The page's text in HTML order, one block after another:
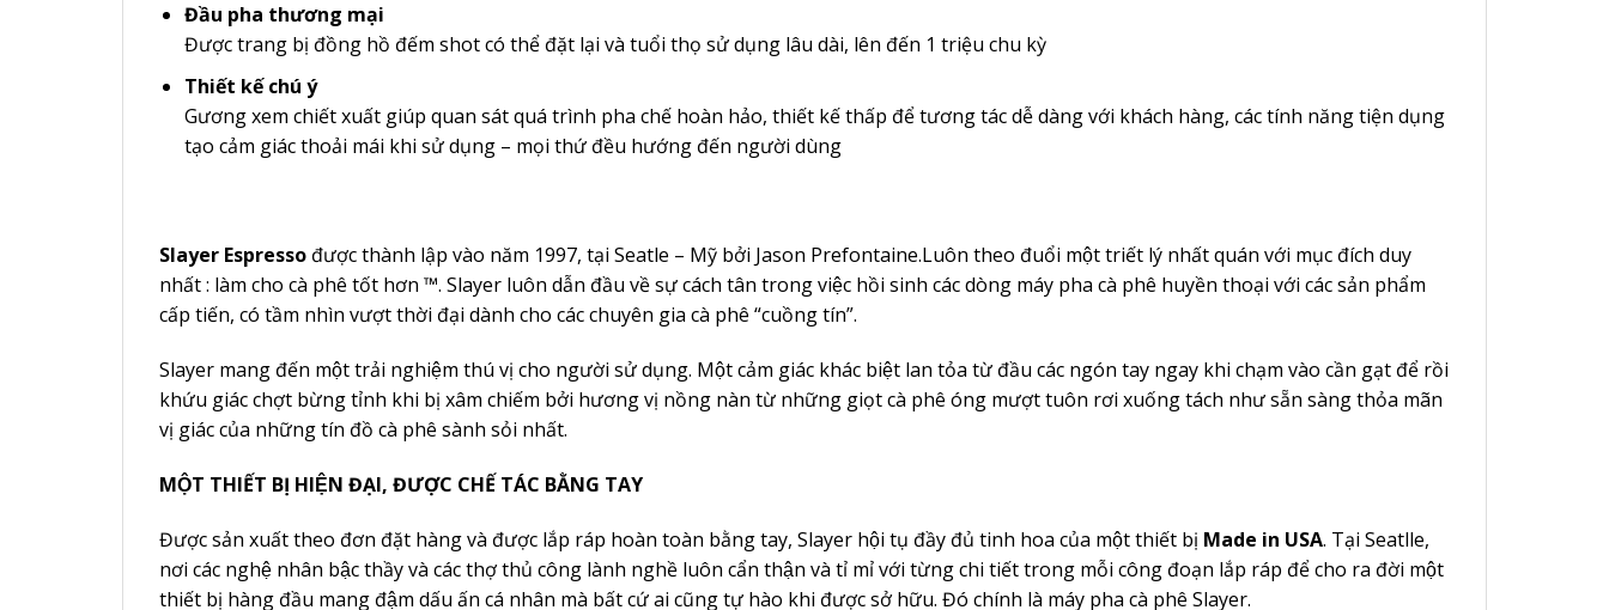
Đầu pha thương mại
Được trang bị đồng hồ đếm shot có thể đặt lại và tuổi thọ sử dụng lâu dài, lên đến 1 triệu chu kỳ
Thiết kế chú ý
Gương xem chiết xuất giúp quan sát quá trình pha chế hoàn hảo, thiết kế thấp để tương tác dễ dàng với khách hàng, các tính năng tiện dụng
tạo cảm giác thoải mái khi sử dụng – mọi thứ đều hướng đến người dùng
Slayer Espresso được thành lập vào năm 1997, tại Seatle – Mỹ bởi Jason Prefontaine.Luôn theo đuổi một triết lý nhất quán với mục đích duy
nhất : làm cho cà phê tốt hơn ™. Slayer luôn dẫn đầu về sự cách tân trong việc hồi sinh các dòng máy pha cà phê huyền thoại với các sản phẩm
cấp tiến, có tầm nhìn vượt thời đại dành cho các chuyên gia cà phê “cuồng tín”.
Slayer mang đến một trải nghiệm thú vị cho người sử dụng. Một cảm giác khác biệt lan tỏa từ đầu các ngón tay ngay khi chạm vào cần gạt để rồi
khứu giác chợt bừng tỉnh khi bị xâm chiếm bởi hương vị nồng nàn từ những giọt cà phê óng mượt tuôn rơi xuống tách như sẵn sàng thỏa mãn
vị giác của những tín đồ cà phê sành sỏi nhất.
MỘT THIẾT BỊ HIỆN ĐẠI, ĐƯỢC CHẾ TÁC BẰNG TAY
Được sản xuất theo đơn đặt hàng và được lắp ráp hoàn toàn bằng tay, Slayer hội tụ đầy đủ tinh hoa của một thiết bị Made in USA. Tại Seatlle,
nơi các nghệ nhân bậc thầy và các thợ thủ công lành nghề luôn cẩn thận và tỉ mỉ với từng chi tiết trong mỗi công đoạn lắp ráp để cho ra đời một
thiết bị hàng đầu mang đậm dấu ấn cá nhân mà bất cứ ai cũng tự hào khi được sở hữu. Đó chính là máy pha cà phê Slayer.